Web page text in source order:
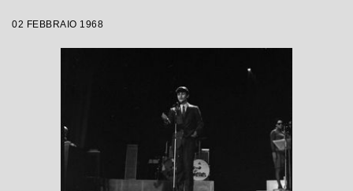
02 FEBBRAIO 1968